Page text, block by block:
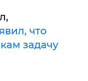
что
задачу